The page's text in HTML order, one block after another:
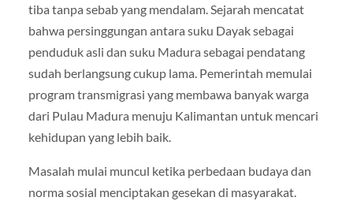
tiba tanpa sebab yang mendalam. Sejarah mencatat
bahwa persinggungan antara suku Dayak sebagai
penduduk asli dan suku Madura sebagai pendatang
sudah berlangsung cukup lama. Pemerintah memulai
program transmigrasi yang membawa banyak warga
dari Pulau Madura menuju Kalimantan untuk mencari
kehidupan yang lebih baik.
Masalah mulai muncul ketika perbedaan budaya dan
norma sosial menciptakan gesekan di masyarakat.